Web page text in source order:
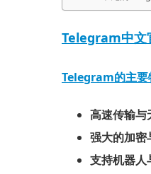
Telegram中文
Telegram的主要
高速传输与
强大的加密
支持机器人